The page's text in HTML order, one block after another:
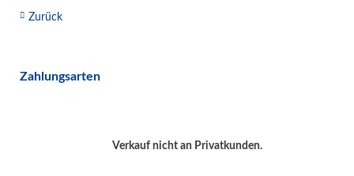
Zurück
Zahlungsarten
Verkauf nicht an Privatkunden.